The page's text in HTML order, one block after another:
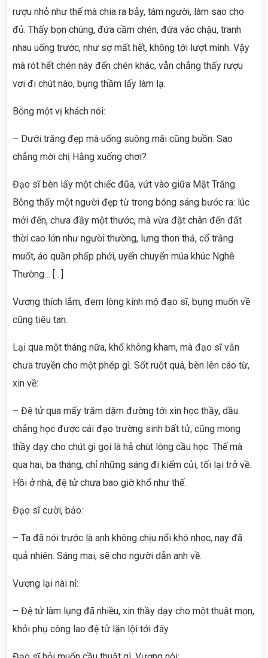
rượu nhỏ như thế mà chia ra bảy, tám người, làm sao cho
đủ. Thấy bọn chúng, đứa cầm chén, đứa vác chậu, tranh
nhau uống trước, như sợ mất hết, không tới lượt mình. Vậy
mà rót hết chén này đến chén khác, vẫn chẳng thấy rượu
vơi đi chút nào, bụng thầm lấy làm lạ.
Bỗng một vị khách nói:
– Dưới trăng đẹp mà uống suông mãi cũng buồn. Sao
chẳng mời chị Hằng xuống chơi?
Đạo sĩ bèn lấy một chiếc đũa, vứt vào giữa Mặt Trăng.
Bỗng thấy một người đẹp từ trong bóng sáng bước ra: lúc
mới đến, chưa đầy một thước, mà vừa đặt chân đến đất
thời cao lớn như người thường, lưng thon thả, cổ trắng
muốt, áo quần phấp phới, uyển chuyển múa khúc Nghê
Thường… […]
Vương thích lắm, đem lòng kính mộ đạo sĩ, bụng muốn về
cũng tiêu tan.
Lại qua một tháng nữa, khổ không kham, mà đạo sĩ vẫn
chưa truyền cho một phép gì. Sốt ruột quá, bèn lên cáo từ,
xin về:
– Đệ tử qua mấy trăm dặm đường tới xin học thầy, dầu
chẳng học được cái đạo trường sinh bất tử, cũng mong
thầy dạy cho chút gì gọi là hả chút lòng cầu học. Thế mà
qua hai, ba tháng, chỉ những sáng đi kiếm củi, tối lại trở về.
Hồi ở nhà, đệ tử chưa bao giờ khổ như thế.
Đạo sĩ cười, bảo:
– Ta đã nói trước là anh không chịu nổi khó nhọc, nay đã
quả nhiên. Sáng mai, sẽ cho người dẫn anh về.
Vương lại nài nỉ:
– Đệ tử làm lụng đã nhiều, xin thầy dạy cho một thuật mọn,
khỏi phụ công lao đệ tử lặn lội tới đây.